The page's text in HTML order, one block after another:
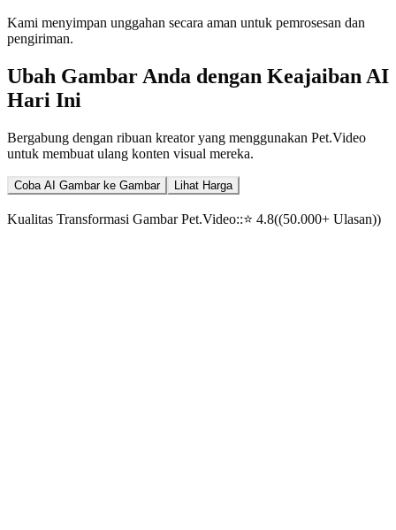
Kami menyimpan unggahan secara aman untuk pemrosesan dan
pengiriman.
Ubah Gambar Anda dengan Keajaiban AI
Hari Ini
Bergabung dengan ribuan kreator yang menggunakan Pet.Video
untuk membuat ulang konten visual mereka.
Coba AI Gambar ke Gambar Lihat Harga
Kualitas Transformasi Gambar Pet.Video::⭐ 4.8((50.000+ Ulasan))